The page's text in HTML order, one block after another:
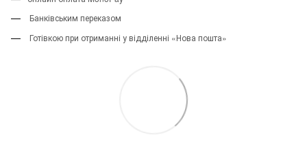
Банківським переказом
Готівкою при отриманні у відділенні «Нова пошта»